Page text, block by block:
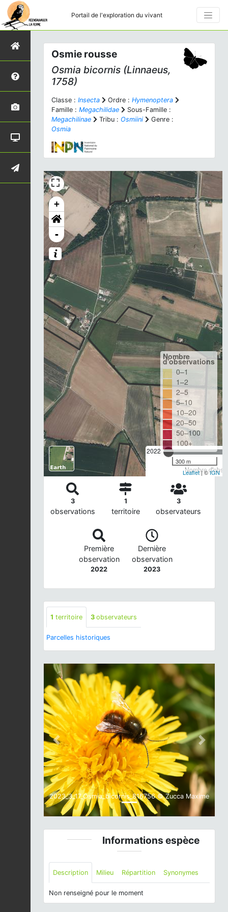
Portail de l'exploration du vivant
Osmie rousse
Osmia bicornis (Linnaeus,
1758)
Classe : Insecta Ordre : Hymenoptera
Famille : Megachilidae
Sous-Famille :
Megachilinae
Tribu : Osmiini
Genre :
Osmia
+
-
2022
Nombre
Nombre
d'observations
0–1
1–2
2–5
5–10
10–20
20–50
50–100
100+
300 m
Leaflet| ©IGN
3
observations
1
territoire
3
observateurs
Première
observation
2022
Dernière
observation
2023
1 territoire 3 observateurs
Parcelles historiques
2023_3_17_Osmia_bicornis_816756 © Zucca Maxime
Previous Next
Informations espèce
Description Milieu Répartition Synonymes
Non renseigné pour le moment